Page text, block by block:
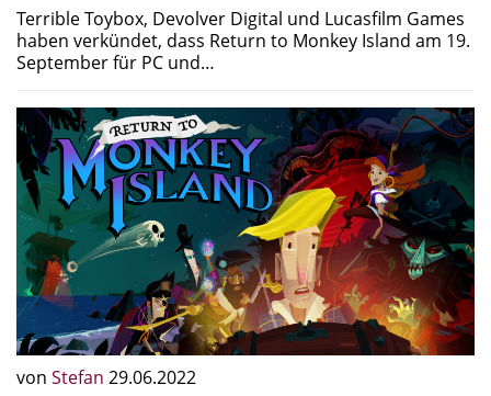
Terrible Toybox, Devolver Digital und Lucasfilm Games
haben verkündet, dass Return to Monkey Island am 19.
September für PC und…
von Stefan 29.06.2022